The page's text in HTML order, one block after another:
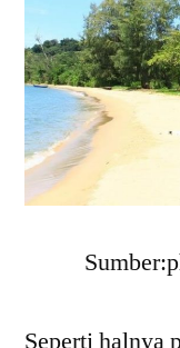
Seperti halnya